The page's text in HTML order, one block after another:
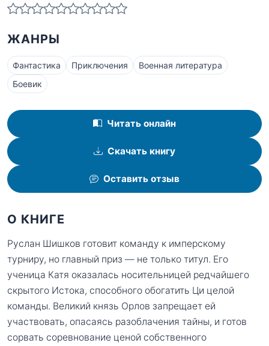
ЖАНРЫ
Фантастика Приключения
Военная литература
Боевик
Читать онлайн
Скачать книгу
Оставить отзыв
О КНИГЕ
Руслан Шишков готовит команду к имперскому
турниру, но главный приз — не только титул. Его
ученица Катя оказалась носительницей редчайшего
скрытого Истока, способного обогатить Ци целой
команды. Великий князь Орлов запрещает ей
участвовать, опасаясь разоблачения тайны, и готов
сорвать соревнование ценой собственного